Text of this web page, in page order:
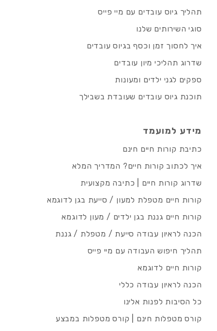
תהליך גיוס עובדים עם מיי פייס
סוגי השירותים שלנו
איך לחסוך זמן וכסף בגיוס עובדים
שדרוג תהליכי מיון עובדים
ספקים לגני ילדים ומעונות
תוכנת גיוס עובדים שעובדת בשבילך
מידע למועמד
כתיבת קורות חיים חינם
איך לכתוב קורות חיים? המדריך המלא
שדרוג קורות חיים | כתיבה מקצועית
קורות חיים מטפלת למעון / סייעת בגן לדוגמא
קורות חיים גננת בגן ילדים / מעון לדוגמא
הכנה לראיון עבודה סייעת / מטפלת / גננת
תהליך חיפוש העבודה עם מיי פייס
קורות חיים לדוגמא
הכנה לראיון עבודה כללי
כל הסיבות לפנות אלינו
קורס מטפלות חינם | קורס מטפלות במבצע